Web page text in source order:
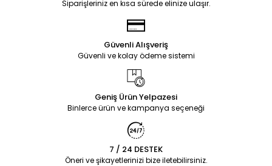
Siparişleriniz en kısa sürede elinize ulaşır.
Güvenli Alışveriş
Güvenli ve kolay ödeme sistemi
Geniş Ürün Yelpazesi
Binlerce ürün ve kampanya seçeneği
7 / 24 DESTEK
Öneri ve şikayetlerinizi bize iletebilirsiniz.